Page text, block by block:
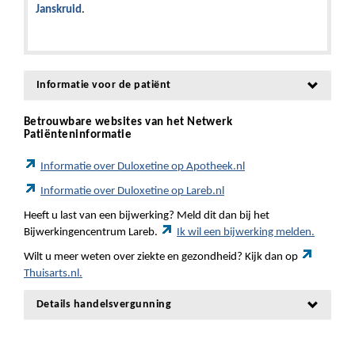
Janskruid.
Informatie voor de patiënt
Betrouwbare websites van het Netwerk
Patiënteninformatie
Informatie over Duloxetine op Apotheek.nl
Informatie over Duloxetine op Lareb.nl
Heeft u last van een bijwerking? Meld dit dan bij het
Bijwerkingencentrum Lareb.
Ik wil een bijwerking melden.
Wilt u meer weten over ziekte en gezondheid? Kijk dan op
Thuisarts.nl.
Details handelsvergunning